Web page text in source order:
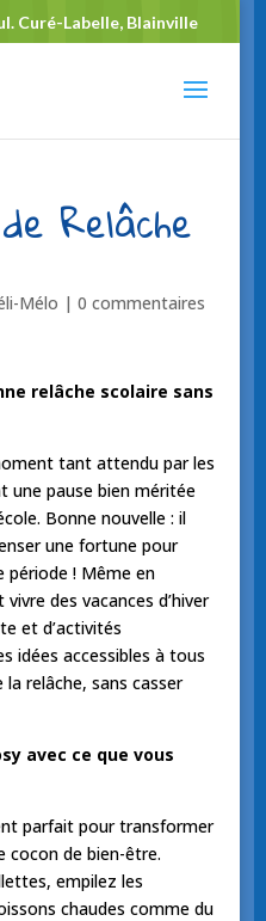
Curé-Labelle, Blainville
Relâche
Mélo | 0 commentaires
relâche scolaire sans
tant attendu par les
une pause bien méritée
Bonne nouvelle : il
une fortune pour
! Même en
des vacances d’hiver
et d’activités
idées accessibles à tous
relâche, sans casser
avec ce que vous
parfait pour transformer
cocon de bien-être.
empilez les
chaudes comme du